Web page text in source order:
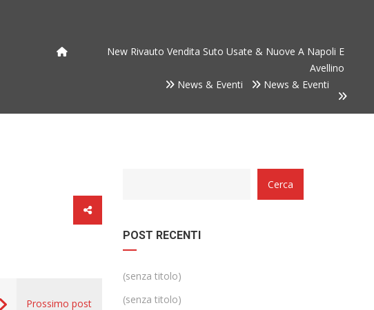
New Rivauto Vendita Suto Usate & Nuove A Napoli E
Avellino
News & Eventi
News & Eventi
Prossimo post
Cerca
POST RECENTI
(senza titolo)
(senza titolo)